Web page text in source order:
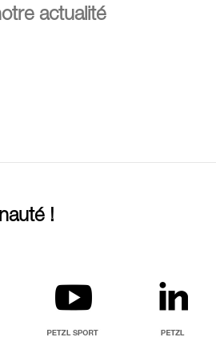
actualité
!